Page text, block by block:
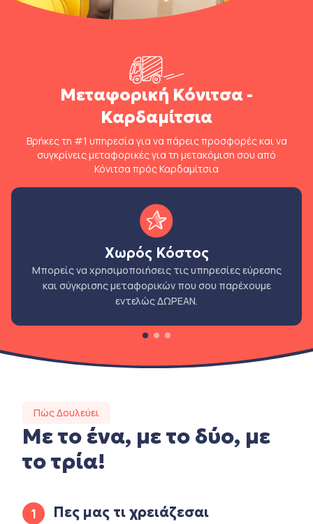
Μεταφορική Κόνιτσα -
Καρδαμίτσια
Βρήκες τη #1 υπηρεσία για να πάρεις προσφορές και να
συγκρίνεις μεταφορικές για τη μετακόμιση σου από
Κόνιτσα πρός Καρδαμίτσια
Χωρός Κόστος
Μπορείς να χρησιμοποιήσεις τις υπηρεσίες εύρεσης
και σύγκρισης μεταφορικών που σου παρέχουμε
εντελώς ΔΩΡΕΑΝ.
Πώς Δουλεύει
Με το ένα, με το δύο, με
το τρία!
1 Πες μας τι χρειάζεσαι